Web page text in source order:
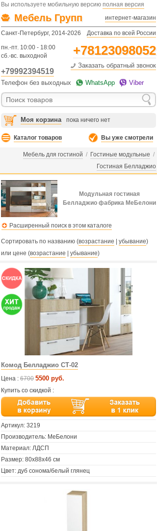
Вы используете мобильную версию полная версия
Мебель Групп интернет-магазин
Санкт-Петербург, 2014-2026 Доставка по всей России
пн.-пт. 10:00 - 18:00
сб.-вс. выходной
+78123098052
+79992394519
Заказать обратный звонок
Телефон без выходных WhatsApp Viber
Моя корзина пока ничего нет
Каталог товаров Вы уже смотрели
Мебель для гостиной / Гостиные модульные /
Гостиная Белладжио
Модульная гостиная
Белладжио фабрика МеБелони
Расширенный поиск в этом каталоге
Сортировать по названию (возрастание убывание)
или цене (возрастание убывание)
Комод Белладжио СТ-02
Цена : 6700 5500 руб.
Купить со скидкой :
Артикул: 3219
Производитель: МеБелони
Материал: ЛДСП
Размер: 80х88х46 см
Цвет: дуб сонома/белый глянец